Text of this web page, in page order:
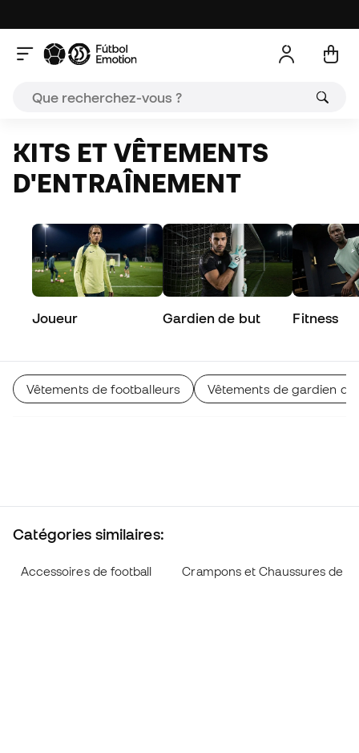
KITS ET VÊTEMENTS
D'ENTRAÎNEMENT
Joueur Gardien de but Fitness
Vêtements de footballeurs Vêtements de gardien de
Catégories similaires:
Accessoires de football Crampons et Chaussures de